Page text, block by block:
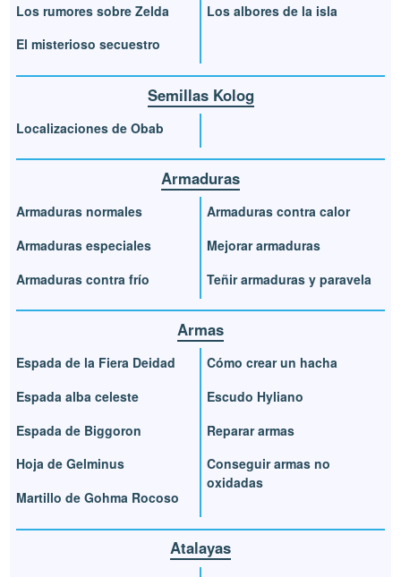
Los rumores sobre Zelda
El misterioso secuestro
Los albores de la isla
Semillas Kolog
Localizaciones de Obab
Armaduras
Armaduras normales
Armaduras especiales
Armaduras contra frío
Armaduras contra calor
Mejorar armaduras
Teñir armaduras y paravela
Armas
Espada de la Fiera Deidad
Espada alba celeste
Espada de Biggoron
Hoja de Gelminus
Martillo de Gohma Rocoso
Cómo crear un hacha
Escudo Hyliano
Reparar armas
Conseguir armas no
oxidadas
Atalayas